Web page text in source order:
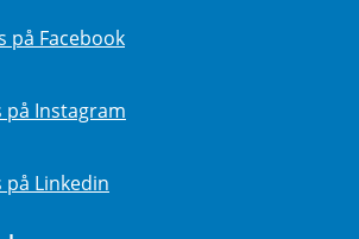
på Facebook
på Instagram
på Linkedin